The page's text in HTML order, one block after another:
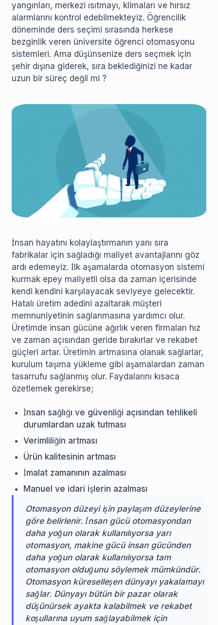
yangınları, merkezi ısıtmayı, klimaları ve hırsız
alarmlarını kontrol edebilmekteyiz. Öğrencilik
döneminde ders seçimi sırasında herkese
bezginlik veren üniversite öğrenci otomasyonu
sistemleri. Ama düşünsenize ders seçmek için
şehir dışına giderek, sıra beklediğinizi ne kadar
uzun bir süreç değil mi ?
İnsan hayatını kolaylaştırmanın yanı sıra
fabrikalar için sağladığı maliyet avantajlarını göz
ardı edemeyiz. İlk aşamalarda otomasyon sistemi
kurmak epey maliyetli olsa da zaman içerisinde
kendi kendini karşılayacak seviyeye gelecektir.
Hatalı üretim adedini azaltarak müşteri
memnuniyetinin sağlanmasına yardımcı olur.
Üretimde insan gücüne ağırlık veren firmaları hız
ve zaman açısından geride bırakırlar ve rekabet
güçleri artar. Üretimin artmasına olanak sağlarlar,
kurulum taşıma yükleme gibi aşamalardan zaman
tasarrufu sağlanmış olur. Faydalarını kısaca
özetlemek gerekirse;
İnsan sağlığı ve güvenliği açısından tehlikeli
durumlardan uzak tutması
Verimliliğin artması
Ürün kalitesinin artması
İmalat zamanının azalması
Manuel ve idari işlerin azalması
Otomasyon düzeyi işin paylaşım düzeylerine
göre belirlenir. İnsan gücü otomasyondan
daha yoğun olarak kullanılıyorsa yarı
otomasyon, makine gücü insan gücünden
daha yoğun olarak kullanılıyorsa tam
otomasyon olduğunu söylemek mümkündür.
Otomasyon küreselleşen dünyayı yakalamayı
sağlar. Dünyayı bütün bir pazar olarak
düşünürsek ayakta kalabilmek ve rekabet
koşullarına uyum sağlayabilmek için